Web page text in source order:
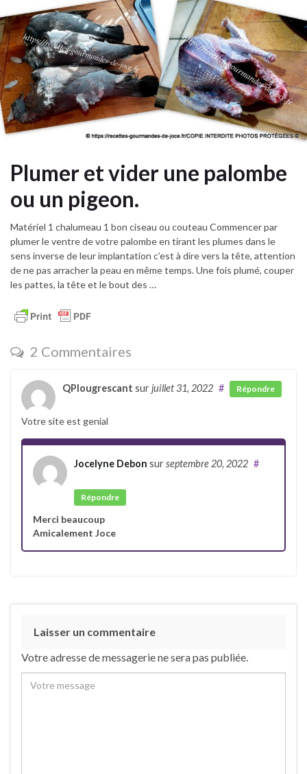
Plumer et vider une palombe
ou un pigeon.
Matériel 1 chalumeau 1 bon ciseau ou couteau Commencer par
plumer le ventre de votre palombe en tirant les plumes dans le
sens inverse de leur implantation c’est à dire vers la tête, attention
de ne pas arracher la peau en même temps. Une fois plumé, couper
les pattes, la tête et le bout des …
2 Commentaires
QPlougrescant sur juillet 31, 2022 # Répondre
Votre site est genial
Jocelyne Debon sur septembre 20, 2022 #
Répondre
Merci beaucoup
Amicalement Joce
Laisser un commentaire
Votre adresse de messagerie ne sera pas publiée.